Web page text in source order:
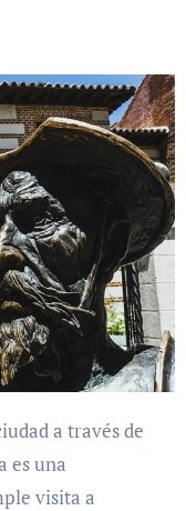
a través de
es una
visita a